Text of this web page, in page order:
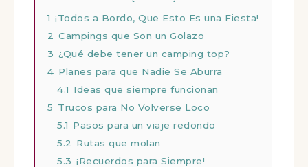
1 ¡Todos a Bordo, Que Esto Es una Fiesta!
2 Campings que Son un Golazo
3 ¿Qué debe tener un camping top?
4 Planes para que Nadie Se Aburra
4.1 Ideas que siempre funcionan
5 Trucos para No Volverse Loco
5.1 Pasos para un viaje redondo
5.2
Rutas que molan
5.3 ¡Recuerdos para Siempre!